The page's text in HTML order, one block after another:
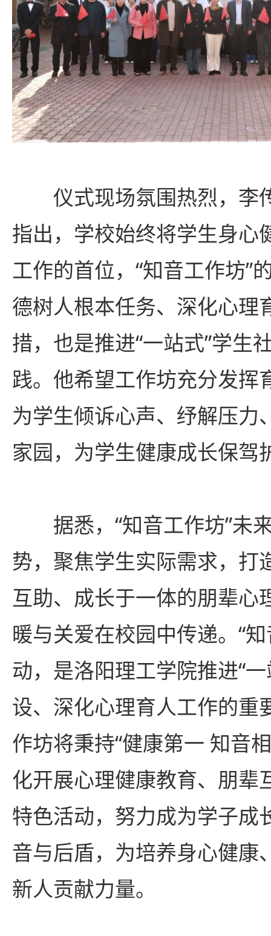
仪式现场氛围热烈，李
指出，学校始终将学生身心
工作的首位，“知音工作坊”
德树人根本任务、深化心理
措，也是推进“一站式”学生
践。他希望工作坊充分发挥
为学生倾诉心声、纾解压力
家园，为学生健康成长保驾
据悉，“知音工作坊”未
势，聚焦学生实际需求，打
互助、成长于一体的朋辈心
暖与关爱在校园中传递。 “
动，是洛阳理工学院推进“
设、深化心理育人工作的重
作坊将秉持“健康第一 知音
化开展心理健康教育、朋辈
特色活动，努力成为学子成
音与后盾，为培养身心健康
新人贡献力量。